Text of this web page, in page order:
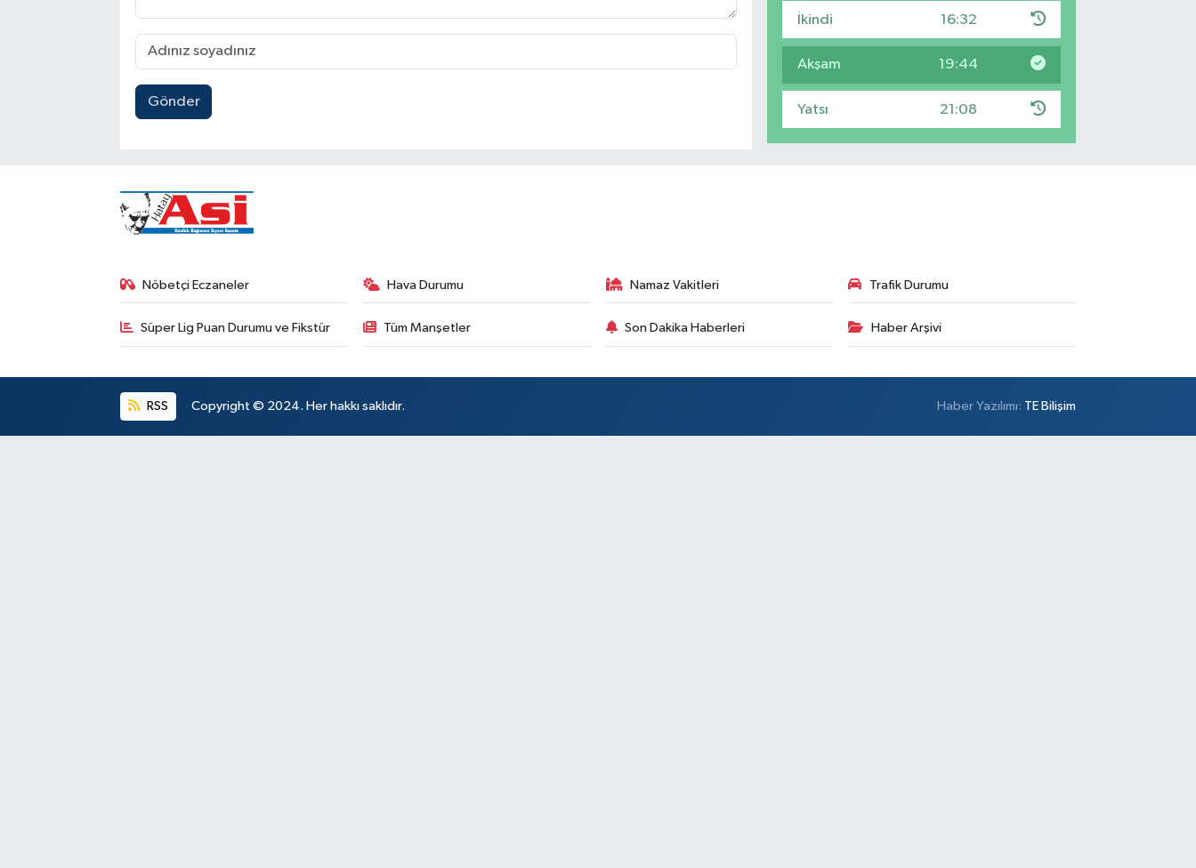
Gönder
İkindi 16:32
Akşam 19:44
Yatsı 21:08
Nöbetçi Eczaneler Hava Durumu Namaz Vakitleri Trafik Durumu
Süper Lig Puan Durumu ve Fikstür Tüm Manşetler Son Dakika Haberleri Haber Arşivi
RSS Copyright © 2024. Her hakkı saklıdır. Haber Yazılımı: TE Bilişim